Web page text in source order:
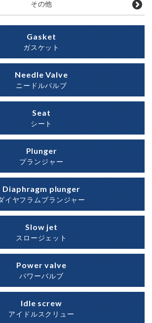
その他
Gasket
ガスケット
Needle Valve
ニードルバルブ
Seat
シート
Plunger
プランジャー
Diaphragm plunger
イヤフラムプランジャー
Slow jet
スロージェット
Power valve
パワーバルブ
Idle screw
アイドルスクリュー